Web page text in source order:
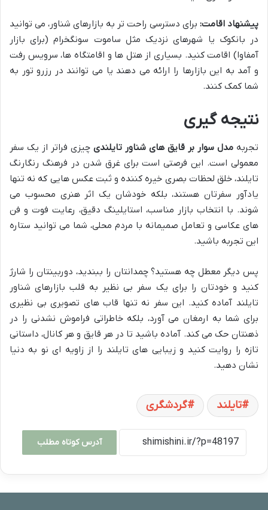
پیشنهاد اقامت: برای دسترسی راحت تر به بازارهای شناور، می توانید
در بانکوک یا شهرهای نزدیک مثل ساموت سونگخرام (برای بازار
آمفاوا) اقامت کنید. بسیاری از هتل ها و اقامتگاه ها، سرویس رفت
و آمد به این بازارها را ارائه می دهند یا می توانند در رزرو تور به
شما کمک کنند.
نتیجه گیری
تجربه مدل سوار بر قایق های شناور تایلندی چیزی فراتر از یک سفر
معمولی است. این فرصتی است برای غرق شدن در فرهنگ رنگارنگ
تایلند، خلق لحظات بصری خیره کننده و ثبت عکس هایی که نه تنها
یادآور سفرتان هستند، بلکه خودشان یک اثر هنری محسوب می
شوند. با انتخاب بازار مناسب، استایلینگ دقیق، رعایت فوت و فن
های عکاسی و تعامل صمیمانه با مردم محلی، شما می توانید ستاره
این تجربه باشید.
پس دیگر معطل چه هستید؟ چمدانتان را ببندید، دوربینتان را شارژ
کنید و خودتان را برای یک سفر بی نظیر به قلب بازارهای شناور
تایلند آماده کنید. این سفر نه تنها قاب های تصویری بی نظیری
برای شما به ارمغان می آورد، بلکه خاطراتی فراموش نشدنی را در
ذهنتان حک می کند. آماده باشید تا در هر قایق و هر کانال، داستانی
تازه را روایت کنید و زیبایی های تایلند را از زاویه ای نو به دنیا
نشان دهید.
تایلند گردشگری
آدرس کوتاه مطلب